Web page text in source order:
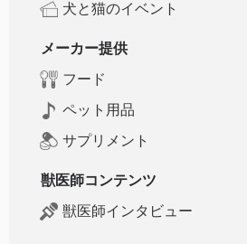
犬と猫のイベント
メーカー提供
フード
ペット用品
サプリメント
獣医師コンテンツ
獣医師インタビュー